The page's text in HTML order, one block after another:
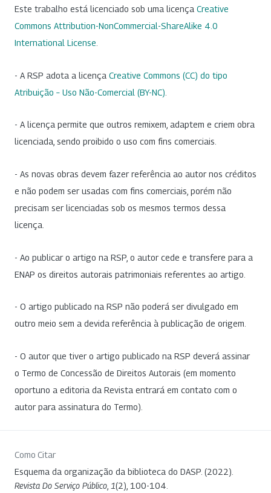
Este trabalho está licenciado sob uma licença Creative
Commons Attribution-NonCommercial-ShareAlike 4.0
International License
- A RSP adota a licença Creative Commons (CC) do tipo
Atribuição – Uso Não-Comercial (BY-NC)
- A licença permite que outros remixem, adaptem e criem obra
licenciada, sendo proibido o uso com fins comerciais.
- As novas obras devem fazer referência ao autor nos créditos
e não podem ser usadas com fins comerciais, porém não
precisam ser licenciadas sob os mesmos termos dessa
licença.
- Ao publicar o artigo na RSP, o autor cede e transfere para a
ENAP os direitos autorais patrimoniais referentes ao artigo.
- O artigo publicado na RSP não poderá ser divulgado em
outro meio sem a devida referência à publicação de origem.
- O autor que tiver o artigo publicado na RSP deverá assinar
o Termo de Concessão de Direitos Autorais (em momento
oportuno a editoria da Revista entrará em contato com o
autor para assinatura do Termo).
Como Citar
Esquema da organização da biblioteca do DASP. (2022).
Revista Do Serviço Público 1(2), 100-104.